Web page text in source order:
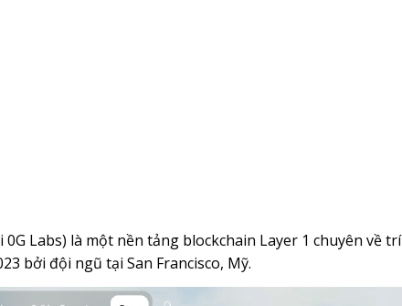
Labs) là một nền tảng blockchain Layer 1 chuyên về trí
bởi đội ngũ tại San Francisco, Mỹ.